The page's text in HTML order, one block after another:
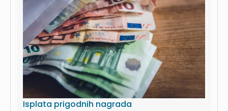
Isplata prigodnih nagrada